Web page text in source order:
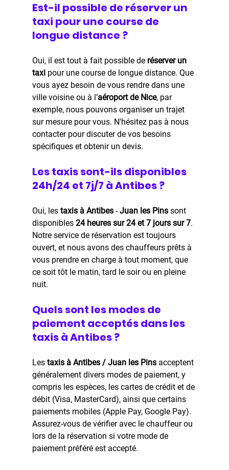
Est-il possible de réserver un
taxi pour une course de
longue distance ?
Oui, il est tout à fait possible de réserver un
taxi pour une course de longue distance. Que
vous ayez besoin de vous rendre dans une
ville voisine ou à l’aéroport de Nice, par
exemple, nous pouvons organiser un trajet
sur mesure pour vous. N'hésitez pas à nous
contacter pour discuter de vos besoins
spécifiques et obtenir un devis.
Les taxis sont-ils disponibles
24h/24 et 7j/7 à Antibes ?
Oui, les taxis à Antibes - Juan les Pins sont
disponibles 24 heures sur 24 et 7 jours sur 7.
Notre service de réservation est toujours
ouvert, et nous avons des chauffeurs prêts à
vous prendre en charge à tout moment, que
ce soit tôt le matin, tard le soir ou en pleine
nuit.
Quels sont les modes de
paiement acceptés dans les
taxis à Antibes ?
Les taxis à Antibes / Juan les Pins acceptent
généralement divers modes de paiement, y
compris les espèces, les cartes de crédit et de
débit (Visa, MasterCard), ainsi que certains
paiements mobiles (Apple Pay, Google Pay).
Assurez-vous de vérifier avec le chauffeur ou
lors de la réservation si votre mode de
paiement préféré est accepté.